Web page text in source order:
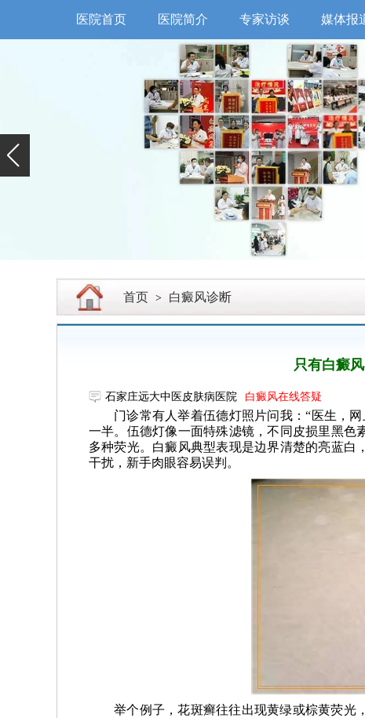
医院首页 医院简介 专家访谈 媒体报
首页 > 白癜风诊断
只有白癜
石家庄远大中医皮肤病医院 白癜风在线答疑
门诊常有人举着伍德灯照片问我：“医生，
一半。伍德灯像一面特殊滤镜，不同皮损里黑色
多种荧光。白癜风典型表现是边界清楚的亮蓝白
干扰，新手肉眼容易误判。
举个例子，花斑癣往往出现黄绿或棕黄荧光